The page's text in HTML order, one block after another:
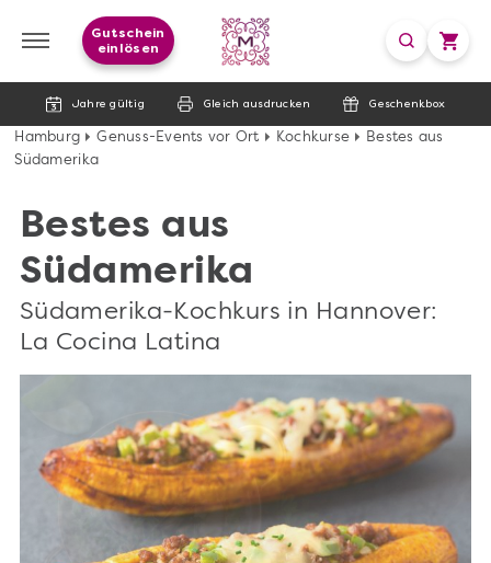
Jahre gültig Gleich ausdrucken Geschenkbox
Gutschein
einlösen
Hamburg Genuss-Events vor Ort Kochkurse
Bestes aus
Südamerika
Bestes aus
Südamerika
Südamerika-Kochkurs in Hannover:
La Cocina Latina